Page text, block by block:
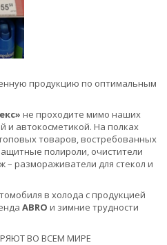
продукцию по оптимальным
не проходите мимо наших
и автокосметикой. На полках
товаров, востребованных
полироли, очистители
– размораживатели для стекол и
в холода с продукцией
ABRO и зимние трудности
ВО ВСЕМ МИРЕ